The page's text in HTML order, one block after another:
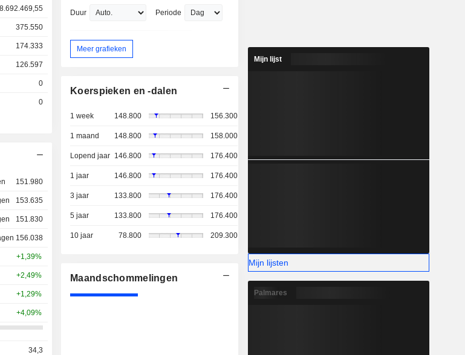
8.692.469,55
375.550
174.333
126.597
0
0
151.980
153.635
151.830
156.038
+1,39%
+2,49%
+1,29%
+4,09%
34,3
Duur Periode
Meer grafieken
Koerspieken en -dalen
1 week 148.800 156.300
1 maand 148.800 158.000
Lopend jaar 146.800 176.400
1 jaar 146.800 176.400
3 jaar 133.800 176.400
5 jaar 133.800 176.400
10 jaar 78.800 209.300
Maandschommelingen
Mijn lijst
Mijn lijsten
Palmares